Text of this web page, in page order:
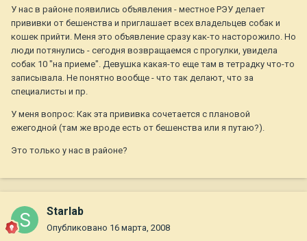
У нас в районе появились объявления - местное РЭУ делает
прививки от бешенства и приглашает всех владельцев собак и
кошек прийти. Меня это объявление сразу как-то насторожило. Но
люди потянулись - сегодня возвращаемся с прогулки, увидела
собак 10 "на приеме". Девушка какая-то еще там в тетрадку что-то
записывала. Не понятно вообще - что так делают, что за
специалисты и пр.
У меня вопрос: Как эта прививка сочетается с плановой
ежегодной (там же вроде есть от бешенства или я путаю?).
Это только у нас в районе?
Starlab
Опубликовано 16 марта, 2008